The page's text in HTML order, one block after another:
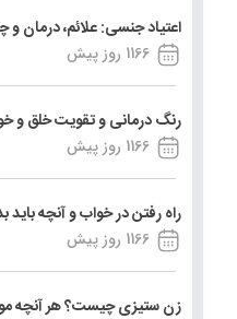
اعتیاد جنسی: علائم، درمان و
1166 روز پیش
رنگ درمانی و تقویت خلق و
1166 روز پیش
راه رفتن در خواب و آنچه باید
1166 روز پیش
زن ستیزی چیست؟ هر آنچه